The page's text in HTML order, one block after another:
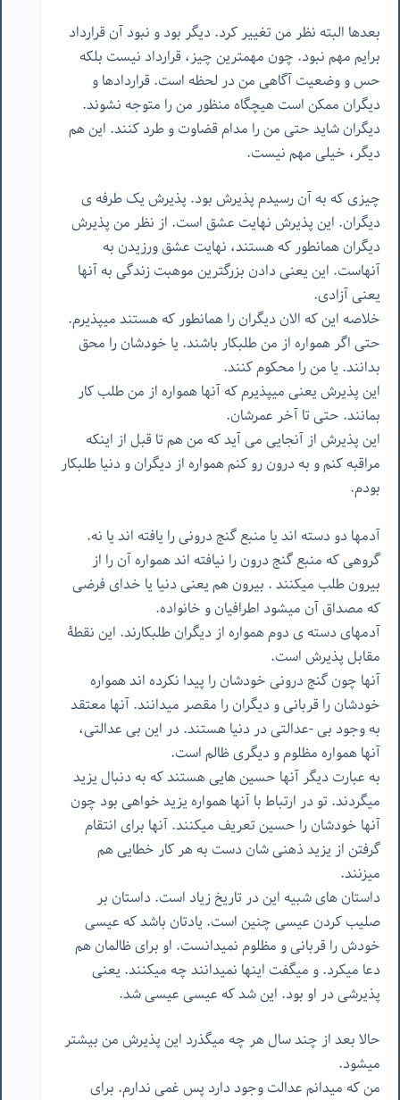
بعدها البته نظر من تغییر کرد. دیگر بود و نبود آن قرارداد
برایم مهم نبود. چون مهمترین چیز، قرارداد نیست بلکه
حس و وضعیت آگاهی من در لحظه است. قراردادها و
دیگران ممکن است هیچگاه منظور من را متوجه نشوند.
دیگران شاید حتی من را مدام قضاوت و طرد کنند. این هم
دیگر، خیلی مهم نیست.
چیزی که به آن رسیدم پذیرش بود. پذیرش یک طرفه ی
دیگران. این پذیرش نهایت عشق است. از نظر من پذیرش
دیگران همانطور که هستند، نهایت عشق ورزیدن به
آنهاست. این یعنی دادن بزرگترین موهبت زندگی به آنها
یعنی آزادی.
خلاصه این که الان دیگران را همانطور که هستند میپذیرم.
حتی اگر همواره از من طلبکار باشند. یا خودشان را محق
بدانند. یا من را محکوم کنند.
این پذیرش یعنی میپذیرم که آنها همواره از من طلب کار
بمانند. حتی تا آخر عمرشان.
این پذیرش از آنجایی می آید که من هم تا قبل از اینکه
مراقبه کنم و به درون رو کنم همواره از دیگران و دنیا طلبکار
بودم.
آدمها دو دسته اند یا منبع گنج درونی را یافته اند یا نه.
گروهی که منبع گنج درون را نیافته اند همواره آن را از
بیرون طلب میکنند . بیرون هم یعنی دنیا یا خدای فرضی
که مصداق آن میشود اطرافیان و خانواده.
آدمهای دسته ی دوم همواره از دیگران طلبکارند. این نقطۀ
مقابل پذیرش است.
آنها چون گنج درونی خودشان را پیدا نکرده اند همواره
خودشان را قربانی و دیگران را مقصر میدانند. آنها معتقد
به وجود بی -عدالتی در دنیا هستند. در این بی عدالتی،
آنها همواره مظلوم و دیگری ظالم است.
به عبارت دیگر آنها حسین هایی هستند که به دنبال یزید
میگردند. تو در ارتباط با آنها همواره یزید خواهی بود چون
آنها خودشان را حسین تعریف میکنند. آنها برای انتقام
گرفتن از یزید ذهنی شان دست به هر کار خطایی هم
میزنند.
داستان های شبیه این در تاریخ زیاد است. داستان بر
صلیب کردن عیسی چنین است. یادتان باشد که عیسی
خودش را قربانی و مظلوم نمیدانست. او برای ظالمان هم
دعا میکرد. و میگفت اینها نمیدانند چه میکنند. یعنی
پذیرشی در او بود. این شد که عیسی عیسی شد.
حالا بعد از چند سال هر چه میگذرد این پذیرش من بیشتر
میشود.
من که میدانم عدالت وجود دارد پس غمی ندارم. برای